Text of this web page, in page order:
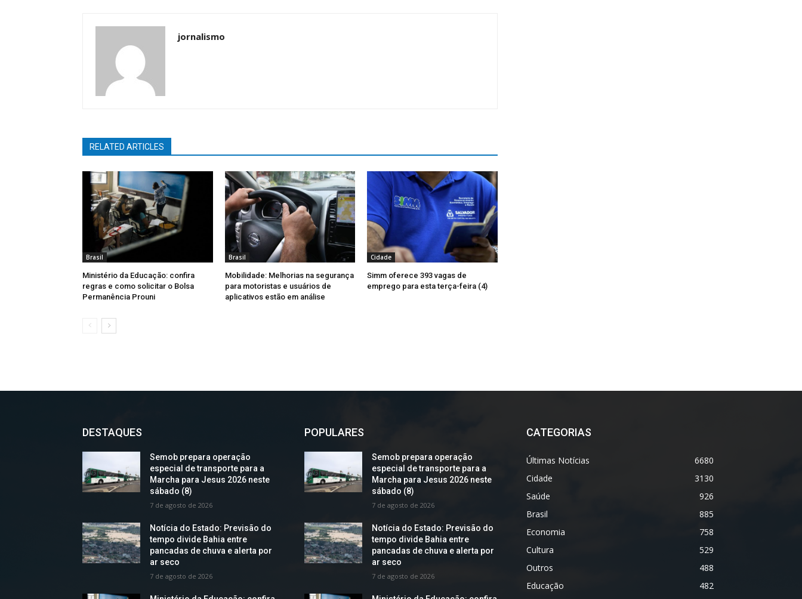
jornalismo
RELATED ARTICLES
Brasil
Ministério da Educação: confira
regras e como solicitar o Bolsa
Permanência Prouni
Brasil
Mobilidade: Melhorias na segurança
para motoristas e usuários de
aplicativos estão em análise
Cidade
Simm oferece 393 vagas de
emprego para esta terça-feira (4)
DESTAQUES
Semob prepara operação
especial de transporte para a
Marcha para Jesus 2026 neste
sábado (8)
7 de agosto de 2026
Notícia do Estado: Previsão do
tempo divide Bahia entre
pancadas de chuva e alerta por
ar seco
7 de agosto de 2026
POPULARES
Semob prepara operação
especial de transporte para a
Marcha para Jesus 2026 neste
sábado (8)
7 de agosto de 2026
Notícia do Estado: Previsão do
tempo divide Bahia entre
pancadas de chuva e alerta por
ar seco
7 de agosto de 2026
CATEGORIAS
Últimas Notícias
6680
Cidade
3130
Saúde
926
Brasil
885
Economia
758
Cultura
529
Outros
488
Educação
482